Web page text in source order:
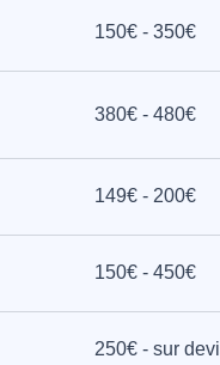
150€ - 350€
380€ - 480€
149€ - 200€
150€ - 450€
250€ - sur